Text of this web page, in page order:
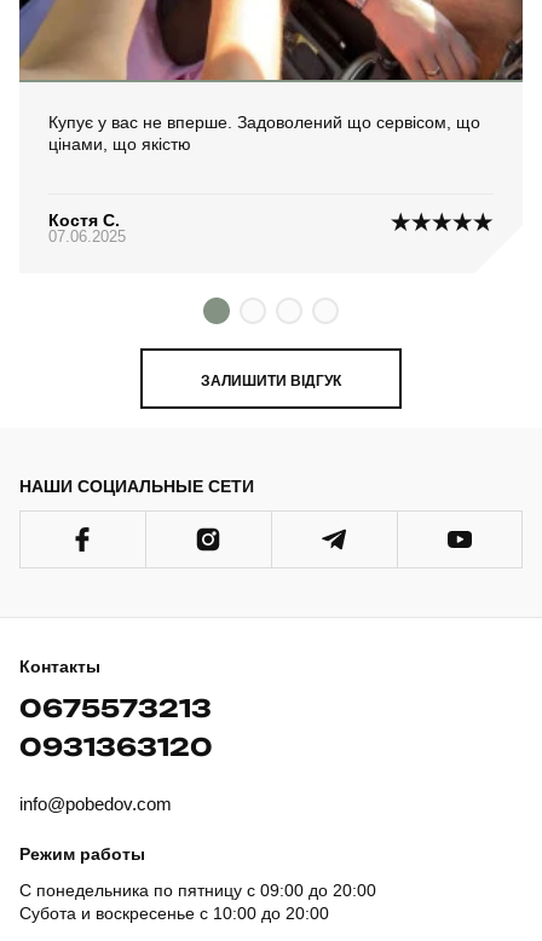
Купує у вас не вперше. Задоволений що сервісом, що
цінами, що якістю
Костя С.
07.06.2025
ЗАЛИШИТИ ВІДГУК
НАШИ СОЦИАЛЬНЫЕ СЕТИ
Контакты
0675573213
0931363120
info@pobedov.com
Режим работы
С понедельника по пятницу с 09:00 до 20:00
Субота и воскресенье с 10:00 до 20:00